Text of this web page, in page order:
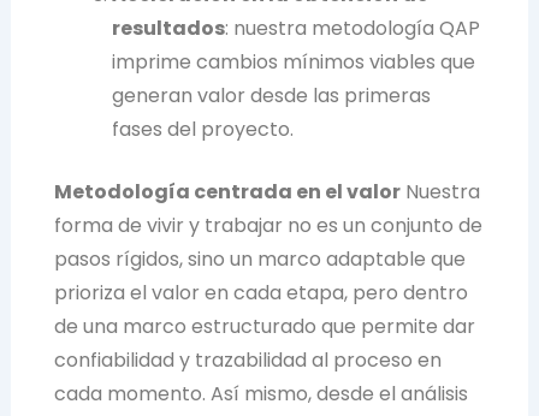
resultados: nuestra metodología QAP
imprime cambios mínimos viables que
generan valor desde las primeras
fases del proyecto.
Metodología centrada en el valorNuestra
forma de vivir y trabajar no es un conjunto de
pasos rígidos, sino un marco adaptable que
prioriza el valor en cada etapa, pero dentro
de una marco estructurado que permite dar
confiabilidad y trazabilidad al proceso en
cada momento. Así mismo, desde el análisis